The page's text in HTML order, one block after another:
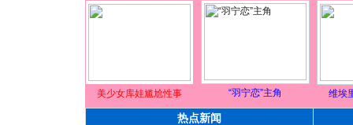
美少女库娃尴尬性事 “羽宁恋”主角 维埃
热点新闻